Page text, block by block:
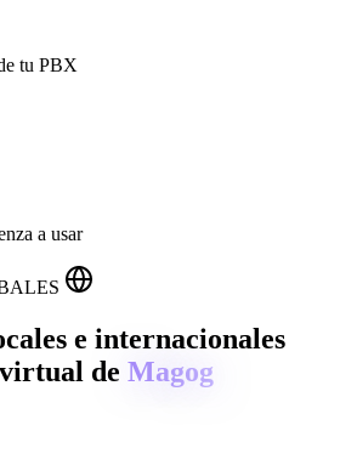
tu PBX
a usar
e internacionales
de Magog